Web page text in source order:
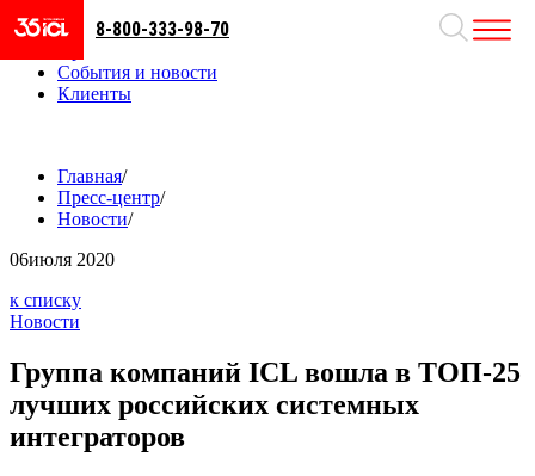
Направления
События и новости
Клиенты
8-800-333-98-70
Главная/
Пресс-центр/
Новости/
06июля 2020
к списку
Новости
Группа компаний ICL вошла в ТОП-25
лучших российских системных
интеграторов